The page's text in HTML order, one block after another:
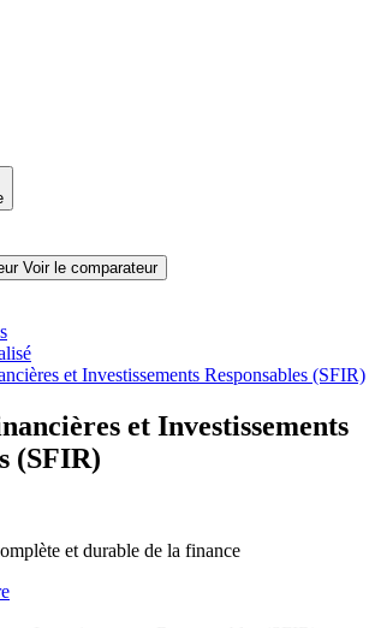
Voir le comparateur
et Investissements Responsables (SFIR)
et Investissements
(SFIR)
et durable de la finance